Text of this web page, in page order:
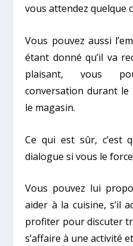
vous attendez quelque
Vous pouvez aussi
étant donné qu’il va
plaisant, vous
conversation durant
le magasin.
Ce qui est sûr, c’est
dialogue si vous le
Vous pouvez lui
aider à la cuisine, s’il
profiter pour discuter
s’affaire à une activité